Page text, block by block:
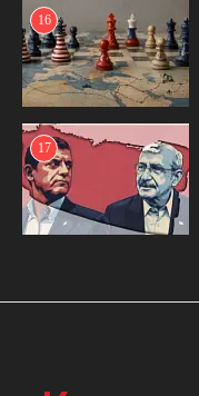
16
17